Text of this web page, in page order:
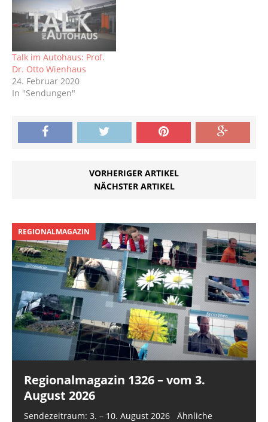
Talk im Autohaus: Prof.
Dr. Otto Wienhaus
24. Februar 2020
In "Sendungen"
VORHERIGER ARTIKEL
NÄCHSTER ARTIKEL
REGIONALMAGAZIN
Regionalmagazin 1326 – vom 3.
August 2026
Sendezeitraum: 3. – 10. August 2026 Ähnliche